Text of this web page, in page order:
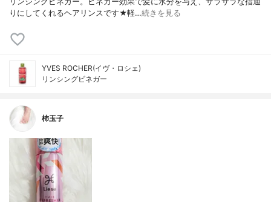
りにしてくれるヘアリンスです★軽…続きを見る
YVES ROCHER(イヴ・ロシェ)
リンシングビネガー
柿玉子